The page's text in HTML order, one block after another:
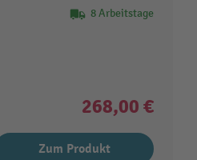
8 Arbeitstage
268,00 €
Zum Produkt